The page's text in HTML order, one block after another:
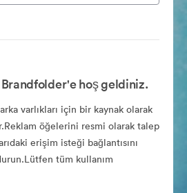
hoş geldiniz.
varlıkları için bir kaynak olarak
öğelerini resmi olarak talep
erişim isteği bağlantısını
tüm kullanım